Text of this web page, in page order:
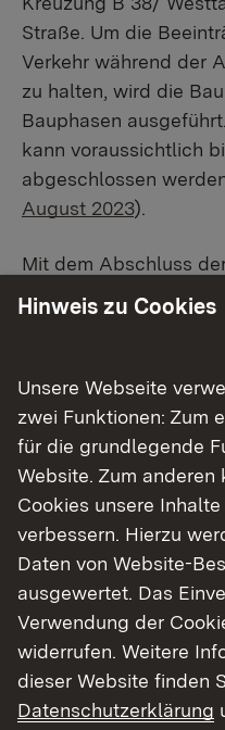
Straße. Um die
Verkehr während der
zu halten, wird die
Bauphasen
kann voraussichtlich
abgeschlossen
August 2023).
Mit dem Abschluss
Umbau der
Bauphase fünf ist
angesetzt.
Gesperrte
und
während
In der Bauphase fünf
auf der Nordfahrbahn
Es wird ein Teilstück
vorherigen
benötigt wurde. Die
Hinweis zu Cookies
Unsere Webseite
zwei Funktionen: Zum
für die grundlegende
Website. Zum
Cookies unsere
verbessern. Hierzu
Daten von Website-
ausgewertet. Das
Verwendung der
widerrufen. Weitere
dieser Website finden
Datenschutzerklärung